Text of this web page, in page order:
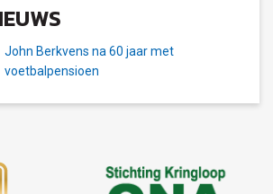
John Berkvens na 60 jaar met
voetbalpensioen